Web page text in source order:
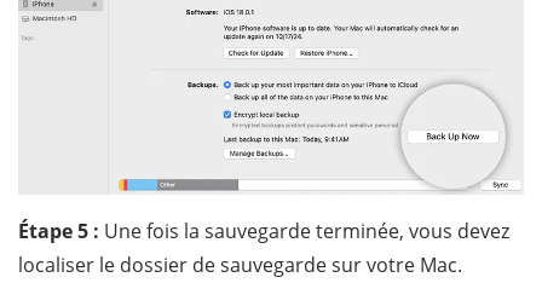
Étape 5 : Une fois la sauvegarde terminée, vous devez
localiser le dossier de sauvegarde sur votre Mac.